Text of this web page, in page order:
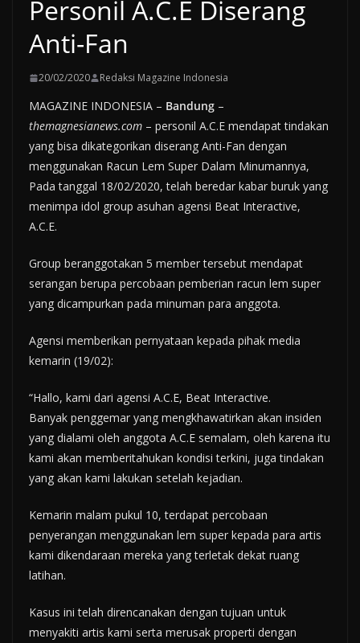
Personil A.C.E Diserang
Anti-Fan
20/02/2020 Redaksi Magazine Indonesia
MAGAZINE INDONESIA – Bandung –
themagnesianews.com – personil A.C.E mendapat tindakan
yang bisa dikategorikan diserang Anti-Fan dengan
menggunakan Racun Lem Super Dalam Minumannya,
Pada tanggal 18/02/2020, telah beredar kabar buruk yang
menimpa idol group asuhan agensi Beat Interactive,
A.C.E.
Group beranggotakan 5 member tersebut mendapat
serangan berupa percobaan pemberian racun lem super
yang dicampurkan pada minuman para anggota.
Agensi memberikan pernyataan kepada pihak media
kemarin (19/02):
“Hallo, kami dari agensi A.C.E, Beat Interactive.
Banyak penggemar yang mengkhawatirkan akan insiden
yang dialami oleh anggota A.C.E semalam, oleh karena itu
kami akan memberitahukan kondisi terkini, juga tindakan
yang akan kami lakukan setelah kejadian.
Kemarin malam pukul 10, terdapat percobaan
penyerangan menggunakan lem super kepada para artis
kami dikendaraan mereka yang terletak dekat ruang
latihan.
Kasus ini telah direncanakan dengan tujuan untuk
menyakiti artis kami serta merusak properti dengan